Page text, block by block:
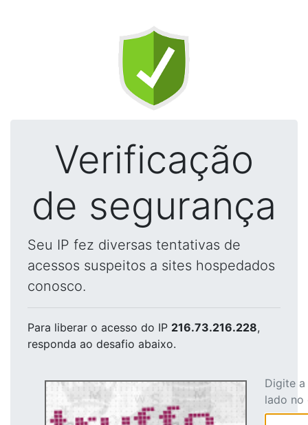
Verificação
de segurança
Seu IP fez diversas tentativas de
acessos suspeitos a sites hospedados
conosco.
Para liberar o acesso do IP 216.73.216.228,
responda ao desafio abaixo.
Digite
lado no